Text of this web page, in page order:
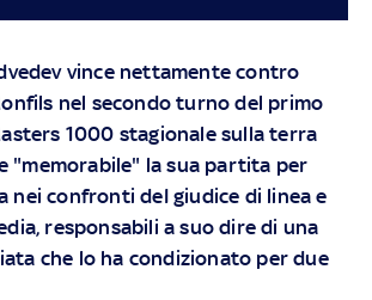
vince nettamente contro
nel secondo turno del primo
1000 stagionale sulla terra
"memorabile" la sua partita per
nei confronti deI giudice di linea e
responsabili a suo dire di una
che lo ha condizionato per due